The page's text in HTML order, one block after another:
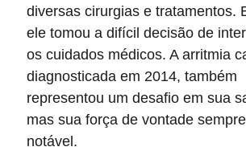
diversas cirurgias e tratamentos.
ele tomou a difícil decisão de
os cuidados médicos. A arritmia
diagnosticada em 2014, também
representou um desafio em sua
mas sua força de vontade
notável.